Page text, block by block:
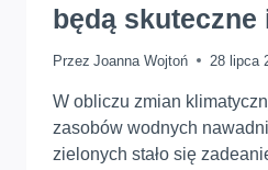
będą skuteczne
Przez Joanna Wojtoń 28 lipca
W obliczu zmian
zasobów wodnych
zielonych stało się